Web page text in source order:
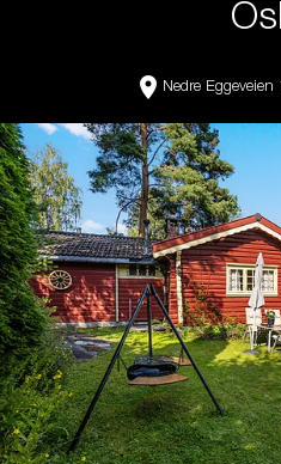
location_on Nedre Eggeveien